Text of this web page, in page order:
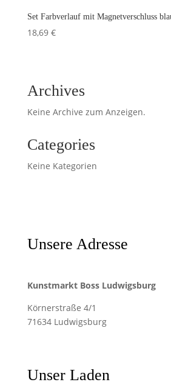
Set Farbverlauf mit Magnetverschluss
18,69 €
Archives
Keine Archive zum Anzeigen.
Categories
Keine Kategorien
Unsere Adresse
Kunstmarkt Boss Ludwigsburg
Körnerstraße 4/1
71634 Ludwigsburg
Unser Laden